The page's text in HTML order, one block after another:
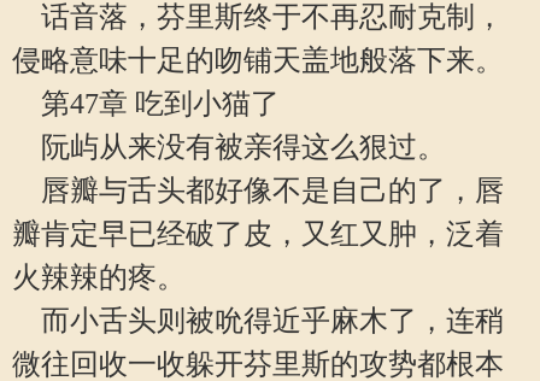
话音落，芬里斯终于不再忍耐克制，
侵略意味十足的吻铺天盖地般落下来。
第47章 吃到小猫了
阮屿从来没有被亲得这么狠过。
唇瓣与舌头都好像不是自己的了，唇
瓣肯定早已经破了皮，又红又肿，泛着
火辣辣的疼。
而小舌头则被吮得近乎麻木了，连稍
微往回收一收躲开芬里斯的攻势都根本